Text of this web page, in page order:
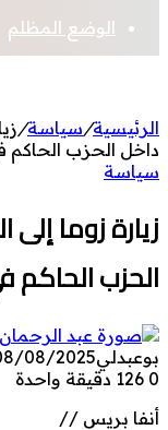
الوضع المظلم
الرئيسية/سياسة/
داخل الحزب الحاكم
سياسة
زيارة زوما
الحزب الحاكم
بوعبدلي08/2025
0
دقيقة واحدة
أنفا بريس //